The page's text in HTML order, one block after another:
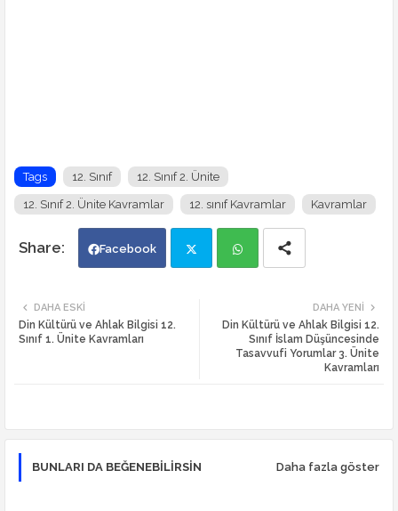
Tags 12. Sınıf 12. Sınıf 2. Ünite
12. Sınıf 2. Ünite Kavramlar 12. sınıf Kavramlar Kavramlar
Facebook
ats
DAHA YENI
Din Kültürü ve Ahlak Bilgisi 12.
Sınıf İslam Düşüncesinde
Tasavvufi Yorumlar 3. Ünite
Kavramları
DAHA ESKI
Din Kültürü ve Ahlak Bilgisi 12.
Sınıf 1. Ünite Kavramları
BUNLARI DA BEĞENEBILIRSIN Daha fazla göster